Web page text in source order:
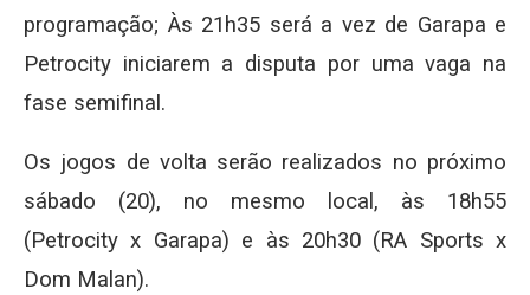
programação; Às 21h35 será a vez de Garapa e
Petrocity iniciarem a disputa por uma vaga na
fase semifinal.
Os jogos de volta serão realizados no próximo
sábado (20), no mesmo local, às 18h55
(Petrocity x Garapa) e às 20h30 (RA Sports x
Dom Malan).